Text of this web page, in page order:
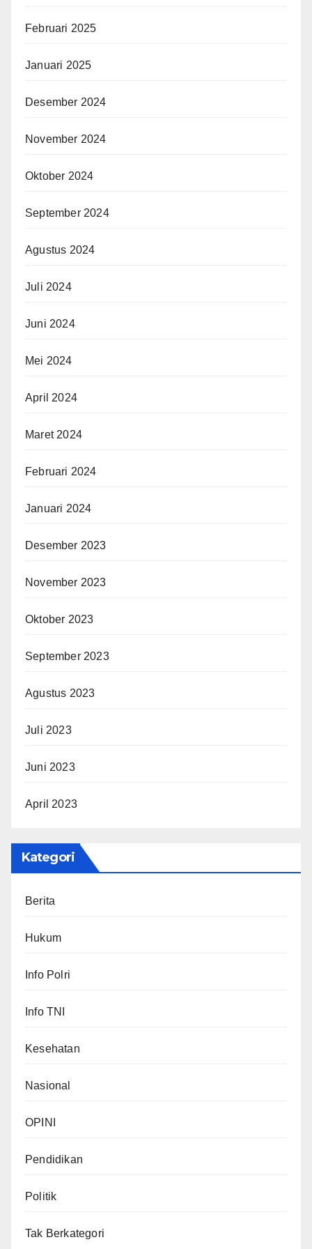
Februari 2025
Januari 2025
Desember 2024
November 2024
Oktober 2024
September 2024
Agustus 2024
Juli 2024
Juni 2024
Mei 2024
April 2024
Maret 2024
Februari 2024
Januari 2024
Desember 2023
November 2023
Oktober 2023
September 2023
Agustus 2023
Juli 2023
Juni 2023
April 2023
Kategori
Berita
Hukum
Info Polri
Info TNI
Kesehatan
Nasional
OPINI
Pendidikan
Politik
Tak Berkategori